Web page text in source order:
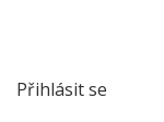
Přihlásit se